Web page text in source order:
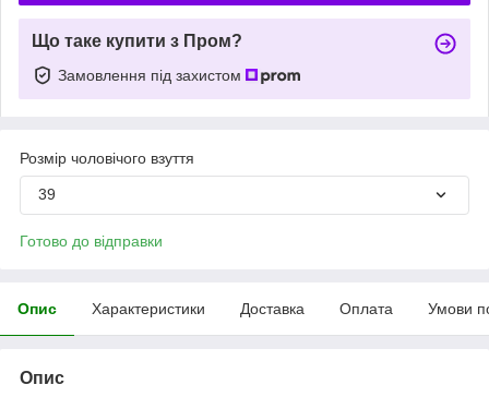
Що таке купити з Пром?
Замовлення під захистом
Розмір чоловічого взуття
39
Готово до відправки
Опис Характеристики Доставка Оплата Умови
Опис